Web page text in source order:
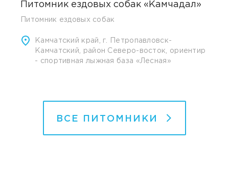
Питомник ездовых собак «Камчадал»
Питомник ездовых собак
Камчатский край, г. Петропавловск-
Камчатский, район Северо-восток, ориентир
- спортивная лыжная база «Лесная»
ВСЕ ПИТОМНИКИ